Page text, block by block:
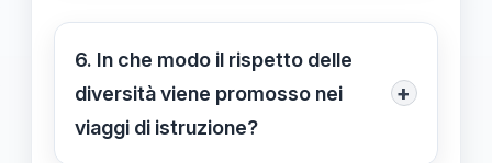
esperienze e di approfondire la
comprensione dei temi trattati,
facilitando un dialogo costruttivo che
6. In che modo il rispetto delle
diversità viene promosso nei
viaggi di istruzione?
+